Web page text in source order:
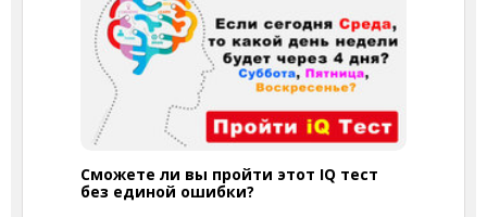
Сможете ли вы пройти этот IQ тест
без единой ошибки?